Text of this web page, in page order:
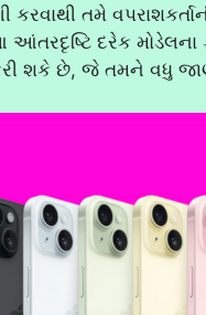
કરવાથી તમે
આંતરદૃષ્ટિ દરેક
શકે છે, જે તમને વધુ